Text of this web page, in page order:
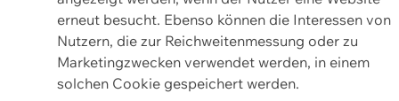
erneut besucht. Ebenso können die Interessen von
Nutzern, die zur Reichweitenmessung oder zu
Marketingzwecken verwendet werden, in einem
solchen Cookie gespeichert werden.